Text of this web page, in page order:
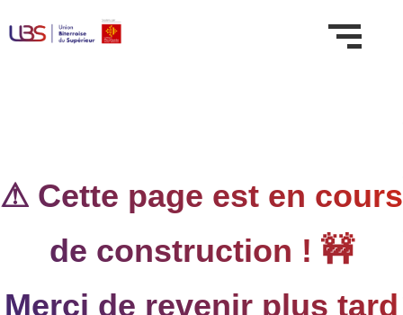
⚠ Cette page est en cours
de construction ! 🚧
Merci de revenir plus tard